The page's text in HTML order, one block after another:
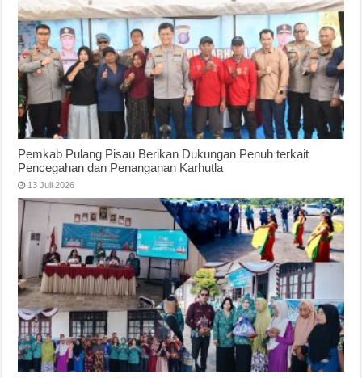
Pemkab Pulang Pisau Berikan Dukungan Penuh terkait
Pencegahan dan Penanganan Karhutla
13 Juli 2026